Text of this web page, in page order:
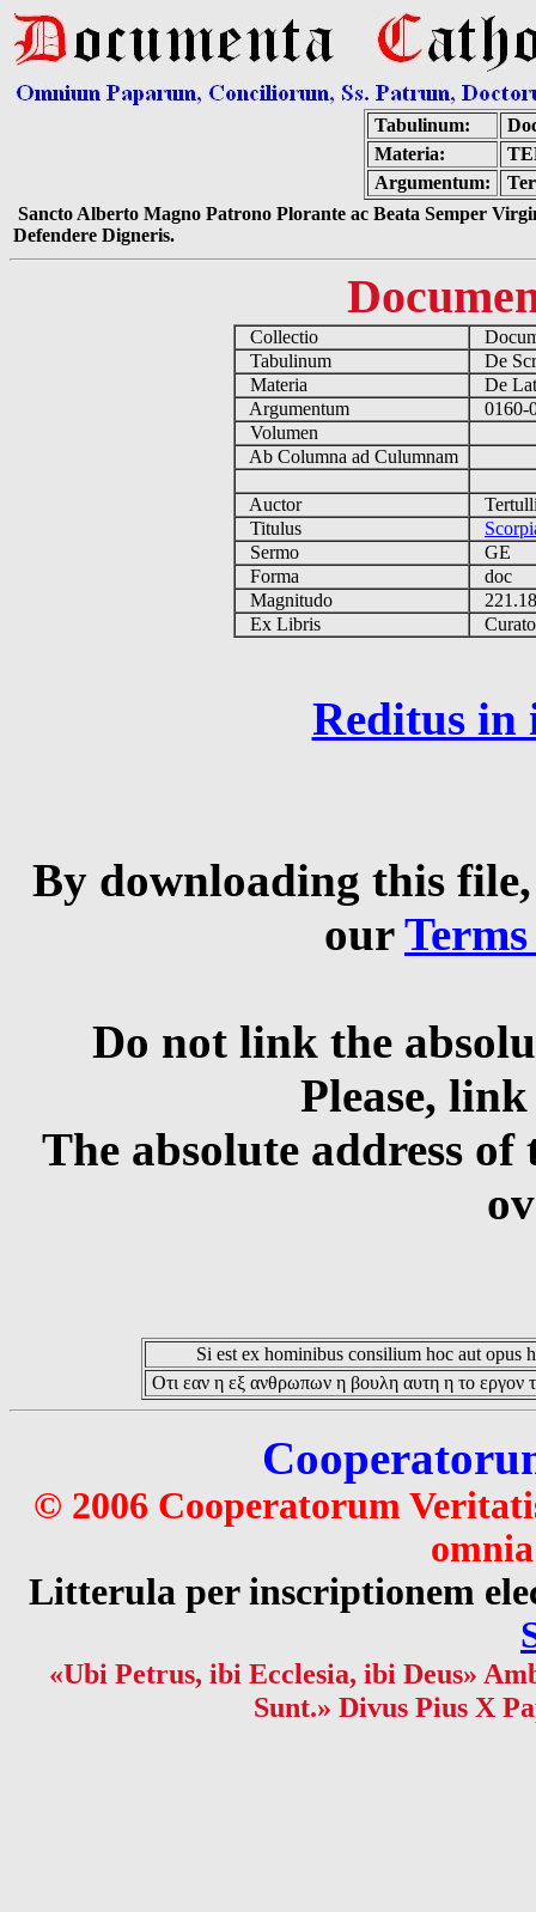
Tabulinum:
Materia:
Argumentum:
Sancto Alberto Magno Patrono Plorante ac Beata Semper
Defendere Digneris.
Collectio
Tabulinum
De
Materia
De
Argumentum
0160-
Volumen
Ab Columna ad Culumnam
Auctor
Titulus
Sermo
GE
Forma
doc
Magnitudo
Ex Libris
Reditus in
By downloading this
our
Do not link the
Please,
The absolute address
Si est ex hominibus consilium hoc aut opus
Οτι εαν η εξ ανθρωπων η βουλη αυτη η το εργον
© 2006 Cooperatorum
Litterula per inscriptionem
«Ubi Petrus, ibi Ecclesia, ibi Deus»
Sunt.» Divus Pius X